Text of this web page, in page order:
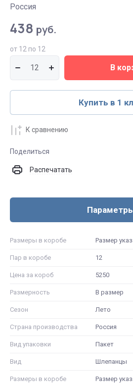
Россия
438 руб.
от 12 по 12
В
Купить в 1
К сравнению
Поделиться
Распечатать
Размеры в коробе Размер
Пар в коробе 12
Цена за короб 5250
Размерность В размер
Сезон Лето
Страна производства Россия
Вид упаковки Пакет
Вид Шлепанцы
Размеры в коробе Размер